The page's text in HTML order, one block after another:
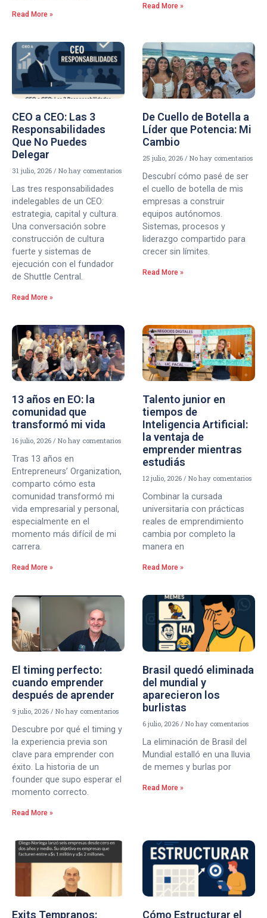
Read More »
Read More »
CEO a CEO: Las 3
Responsabilidades
Que No Puedes
Delegar
31 julio, 2026 No hay comentarios
Las tres responsabilidades
indelegables de un CEO:
estrategia, capital y cultura.
Una conversación sobre
construcción de cultura
fuerte y sistemas de
ejecución con el fundador
de Shuttle Central.
Read More »
De Cuello de Botella a
Líder que Potencia: Mi
Cambio
25 julio, 2026 No hay comentarios
Descubrí cómo pasé de ser
el cuello de botella de mis
empresas a construir
equipos autónomos.
Sistemas, procesos y
liderazgo compartido para
crecer sin límites.
Read More »
13 años en EO: la
comunidad que
transformó mi vida
16 julio, 2026 No hay comentarios
Tras 13 años en
Entrepreneurs’ Organization,
comparto cómo esta
comunidad transformó mi
vida empresarial y personal,
especialmente en el
momento más difícil de mi
carrera.
Read More »
Talento junior en
tiempos de
Inteligencia Artificial:
la ventaja de
emprender mientras
estudiás
12 julio, 2026 No hay comentarios
Combinar la cursada
universitaria con prácticas
reales de emprendimiento
cambia por completo la
manera en
Read More »
El timing perfecto:
cuando emprender
después de aprender
9 julio, 2026 No hay comentarios
Descubre por qué el timing y
la experiencia previa son
clave para emprender con
éxito. La historia de un
founder que supo esperar el
momento correcto.
Read More »
Brasil quedó eliminada
del mundial y
aparecieron los
burlistas
6 julio, 2026 No hay comentarios
La eliminación de Brasil del
Mundial estalló en una lluvia
de memes y burlas por
Read More »
Exits Tempranos: Cómo Estructurar el